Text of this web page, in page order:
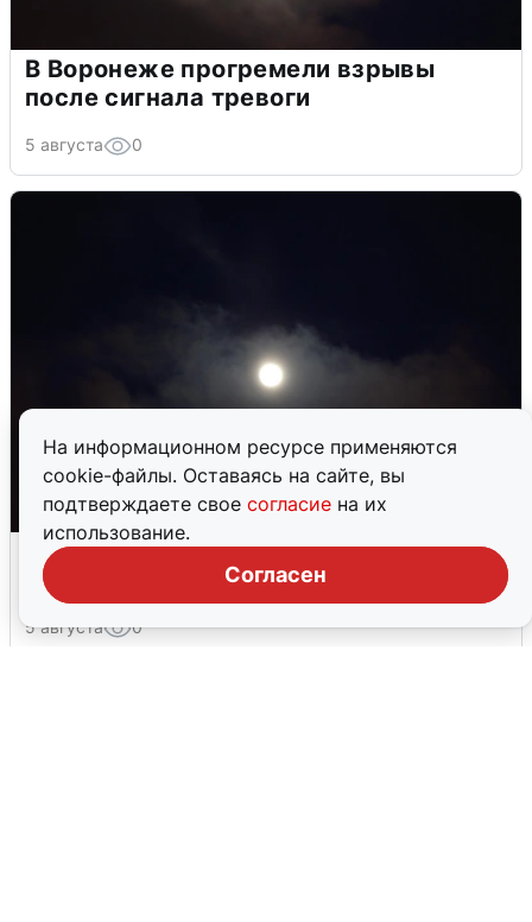
На информационном ресурсе применяются
cookie-файлы. Оставаясь на сайте, вы
подтверждаете свое согласие на их
использование.
Согласен
В Воронеже прогремели взрывы
после сигнала тревоги
5 августа 0
Взрывы в Воронеже после сигнала
тревоги
5 августа 0